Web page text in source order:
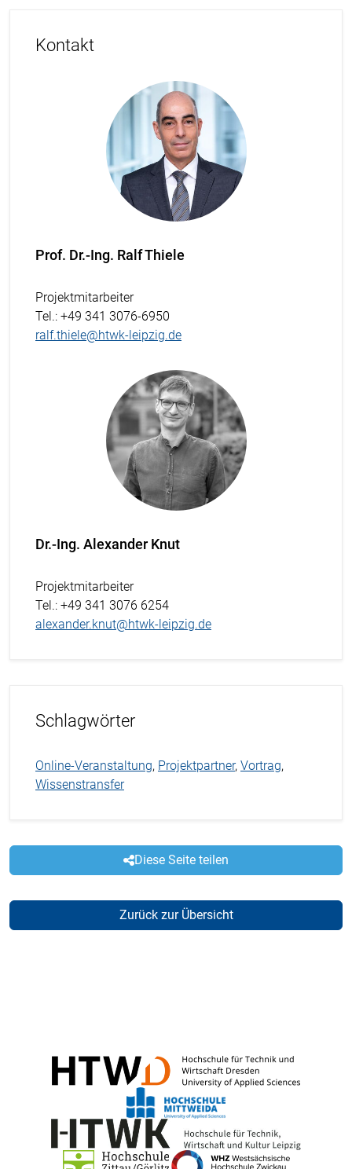
Kontakt
Prof. Dr.-Ing. Ralf Thiele
Projektmitarbeiter
Tel.: +49 341 3076-6950
ralf.thiele@htwk-leipzig.de
Dr.-Ing. Alexander Knut
Projektmitarbeiter
Tel.: +49 341 3076 6254
alexander.knut@htwk-leipzig.de
Schlagwörter
Online-Veranstaltung, Projektpartner, Vortrag,
Wissenstransfer
Diese Seite teilen
Zurück zur Übersicht